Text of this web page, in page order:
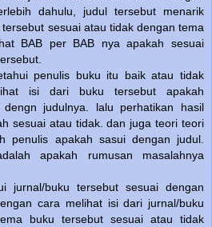
dahulu, judul tersebut menarik
sesuai atau tidak dengan tema
BAB per BAB nya apakah sesuai
penulis buku itu baik atau tidak
isi dari buku tersebut apakah
dengn judulnya. lalu perhatikan hasil
sesuai atau tidak. dan juga teori teori
penulis apakah sasui dengan judul.
apakah rumusan masalahnya
jurnal/buku tersebut sesuai dengan
cara melihat isi dari jurnal/buku
buku tersebut sesuai atau tidak